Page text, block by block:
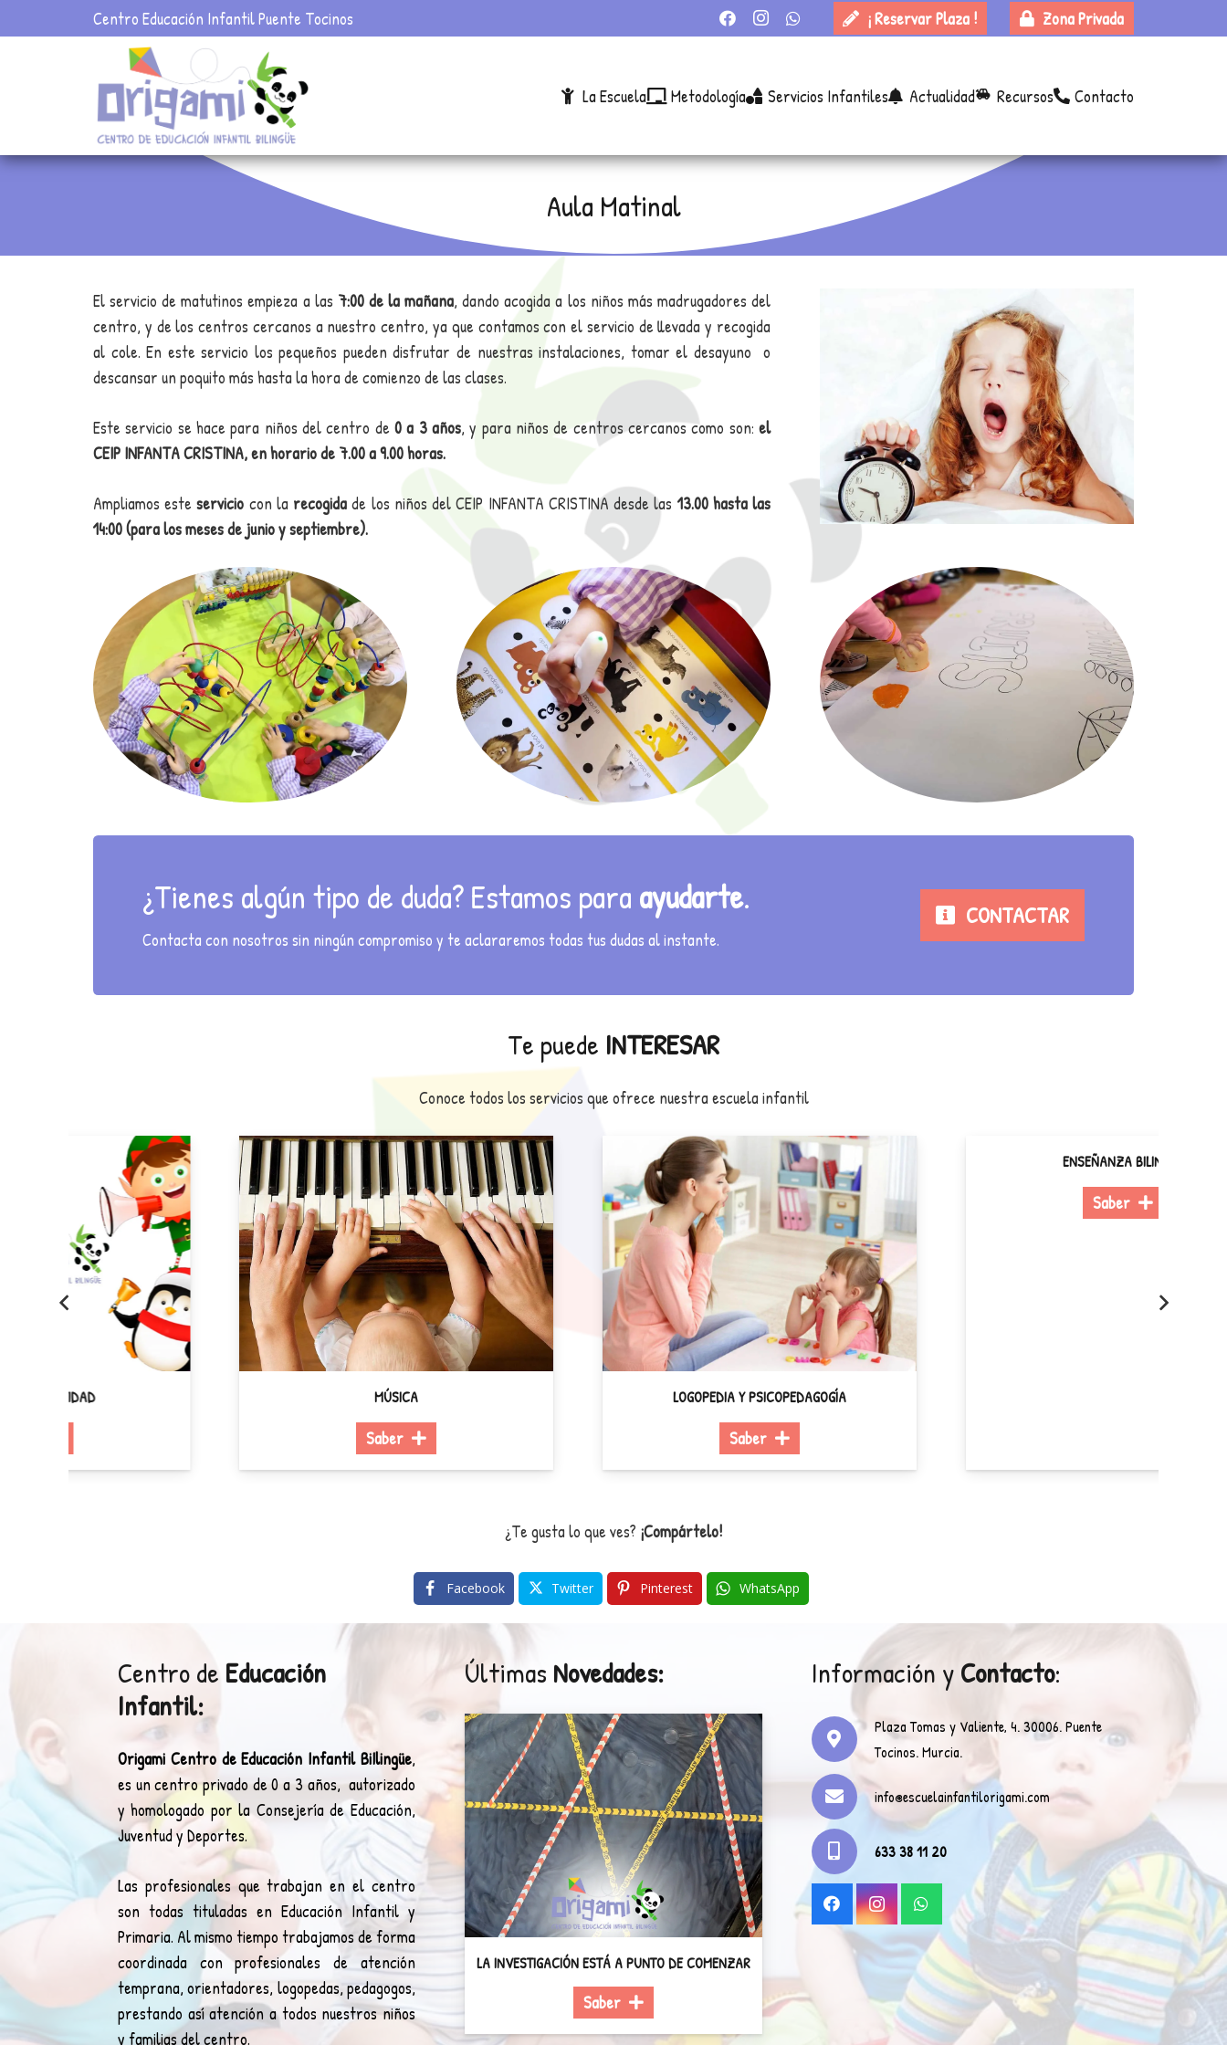
Centro Educación Infantil Puente Tocinos ¡ Reservar Plaza ! Zona Privada
La Escuela Metodología Servicios Infantiles Actualidadtoys Recursos Contacto
Aula Matinal
El servicio de matutinos empieza a las 7:00 de la mañana, dando acogida a los niños más madrugadores del
centro, y de los centros cercanos a nuestro centro, ya que contamos con el servicio de llevada y recogida
al cole. En este servicio los pequeños pueden disfrutar de nuestras instalaciones, tomar el desayuno o
descansar un poquito más hasta la hora de comienzo de las clases.
Este servicio se hace para niños del centro de 0 a 3 años, y para niños de centros cercanos como son:el
CEIP INFANTA CRISTINA, en horario de 7.00 a 9.00 horas.
Ampliamos esteservicio con la recogida de los niños del CEIP INFANTA CRISTINA desde las 13.00 hasta las
14:00 (para los meses de junio y septiembre).
¿Tienes algún tipo de duda? Estamos para ayudarte.
Contacta con nosotros sin ningún compromiso y te aclararemos todas tus dudas al instante.
CONTACTAR
Te puede INTERESAR
Conoce todos los servicios que ofrece nuestra escuela infantil
LOGOPEDIA Y PSICOPEDAGOGÍA
¿Te gusta lo que ves? ¡Compártelo!
Facebook Twitter Pinterest WhatsApp
Centro de Educación
Infantil:
Origami Centro de Educación Infantil BiIlingüe,
es un centro privado de 0 a 3 años, autorizado
y homologado por la Consejería de Educación,
Juventud y Deportes.
Las profesionales que trabajan en el centro
son todas tituladas en Educación Infantil y
Primaria. Al mismo tiempo trabajamos de forma
coordinada con profesionales de atención
temprana, orientadores, logopedas, pedagogos,
prestando así atención a todos nuestros niños
y familias del centro.
Últimas Novedades:
LA INVESTIGACIÓN ESTÁ A PUNTO DE COMENZAR
Saber
Información yContacto:
Plaza Tomas y Valiente, 4. 30006. Puente
Tocinos. Murcia.
info@escuelainfantilorigami.com
633 38 11 20